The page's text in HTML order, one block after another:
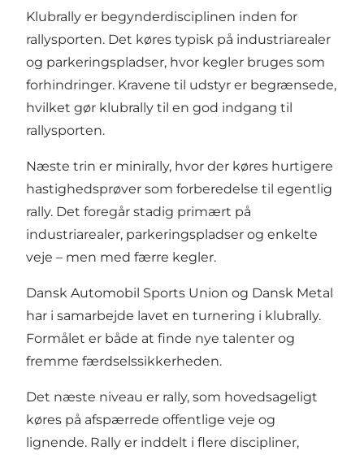
Klubrally er begynderdisciplinen inden for
rallysporten. Det køres typisk på industriarealer
og parkeringspladser, hvor kegler bruges som
forhindringer. Kravene til udstyr er begrænsede,
hvilket gør klubrally til en god indgang til
rallysporten.
Næste trin er minirally, hvor der køres hurtigere
hastighedsprøver som forberedelse til egentlig
rally. Det foregår stadig primært på
industriarealer, parkeringspladser og enkelte
veje – men med færre kegler.
Dansk Automobil Sports Union og Dansk Metal
har i samarbejde lavet en turnering i klubrally.
Formålet er både at finde nye talenter og
fremme færdselssikkerheden.
Det næste niveau er rally, som hovedsageligt
køres på afspærrede offentlige veje og
lignende. Rally er inddelt i flere discipliner,